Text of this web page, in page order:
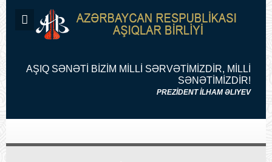
AŞIQ SƏNƏTİ BİZİM MİLLİ SƏRVƏTİMİZDİR, MİLLİ
SƏNƏTİMİZDİR!
PREZİDENT İLHAM ƏLIYEV